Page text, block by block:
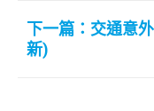
下一篇：交通意
新)